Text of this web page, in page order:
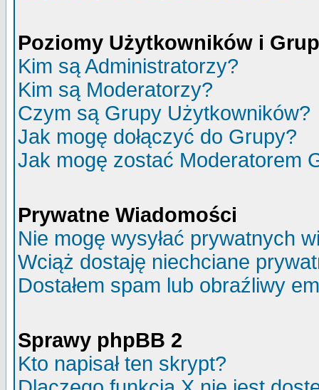
Poziomy Użytkowników i
Kim są Administratorzy?
Kim są Moderatorzy?
Czym są Grupy Użytkowników?
Jak mogę dołączyć do Grupy?
Jak mogę zostać Moderatorem
Prywatne Wiadomości
Nie mogę wysyłać prywatnych
Wciąż dostaję niechciane
Dostałem spam lub obraźliwy
Sprawy phpBB 2
Kto napisał ten skrypt?